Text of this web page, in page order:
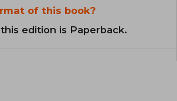
of this book?
edition is Paperback.